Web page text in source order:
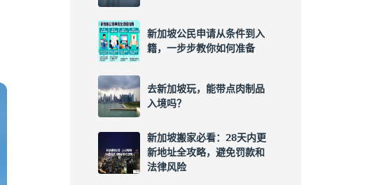
新加坡公民申请从条件到入
籍，一步步教你如何准备
去新加坡玩，能带点肉制品
入境吗？
新加坡搬家必看：28天内更
新地址全攻略，避免罚款和
法律风险